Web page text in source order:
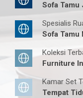
Sofa Tamu
Spesialis
Sofa Tamu
Koleksi
Furniture
Kamar Set
Tempat